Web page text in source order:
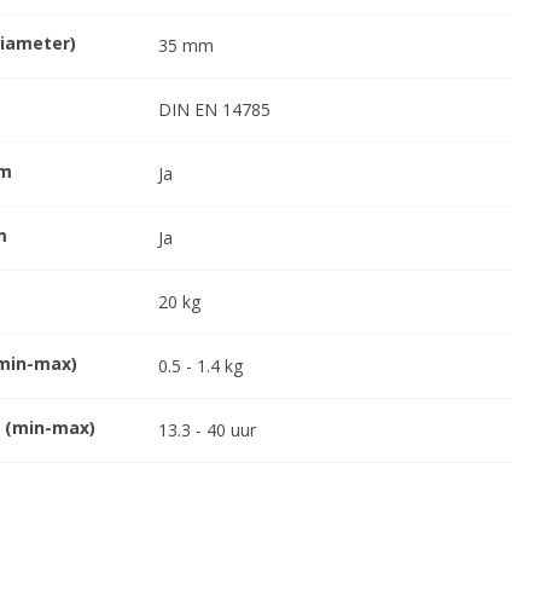
35 mm
DIN EN 14785
Ja
Ja
20 kg
max) 0.5 - 1.4 kg
max) 13.3 - 40 uur